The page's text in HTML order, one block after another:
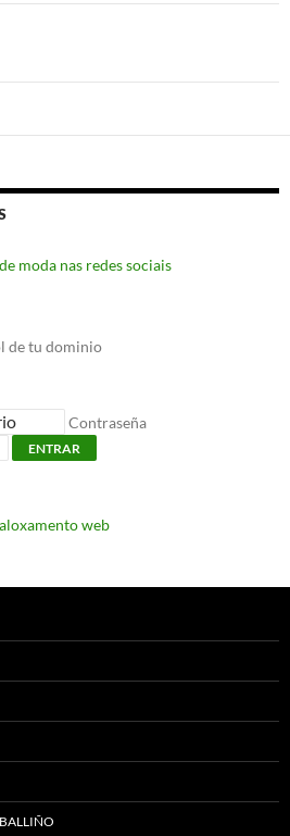
moda nas redes sociais
de tu dominio
Contraseña
ENTRAR